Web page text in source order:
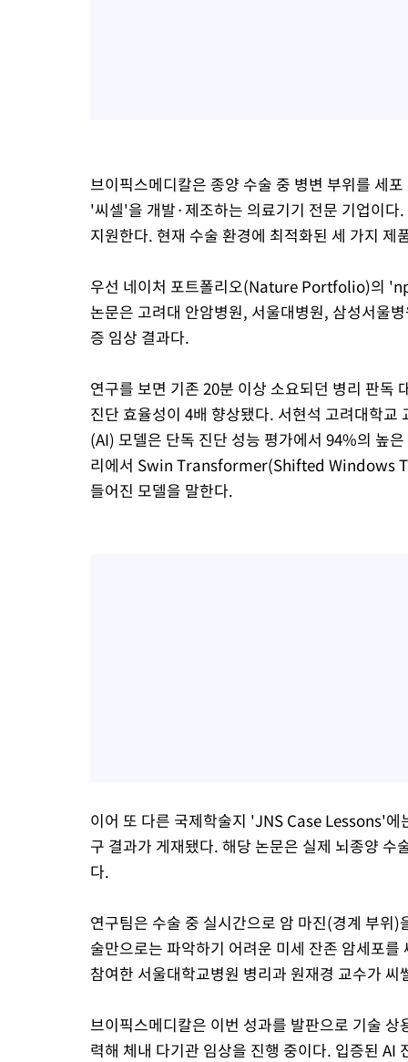
브이픽스메디칼은 종양 수술 중 병변 부위를 세
'씨셀'을 개발·제조하는 의료기기 전문 기업이
지원한다. 현재 수술 환경에 최적화된 세 가지 제
우선 네이처 포트폴리오(Nature Portfolio)의
논문은 고려대 안암병원, 서울대병원, 삼성서울
증 임상 결과다.
연구를 보면 기존 20분 이상 소요되던 병리 판독
진단 효율성이 4배 향상됐다. 서현석 고려대학
(AI) 모델은 단독 진단 성능 평가에서 94%의 높
리에서 Swin Transformer(Shifted Windows
들어진 모델을 말한다.
이어 또 다른 국제학술지 'JNS Case Lessons'
구 결과가 게재됐다. 해당 논문은 실제 뇌종양
다.
연구팀은 수술 중 실시간으로 암 마진(경계 부위
술만으로는 파악하기 어려운 미세 잔존 암세포
참여한 서울대학교병원 병리과 원재경 교수가
브이픽스메디칼은 이번 성과를 발판으로 기술
력해 체내 다기관 임상을 진행 중이다. 입증된 AI